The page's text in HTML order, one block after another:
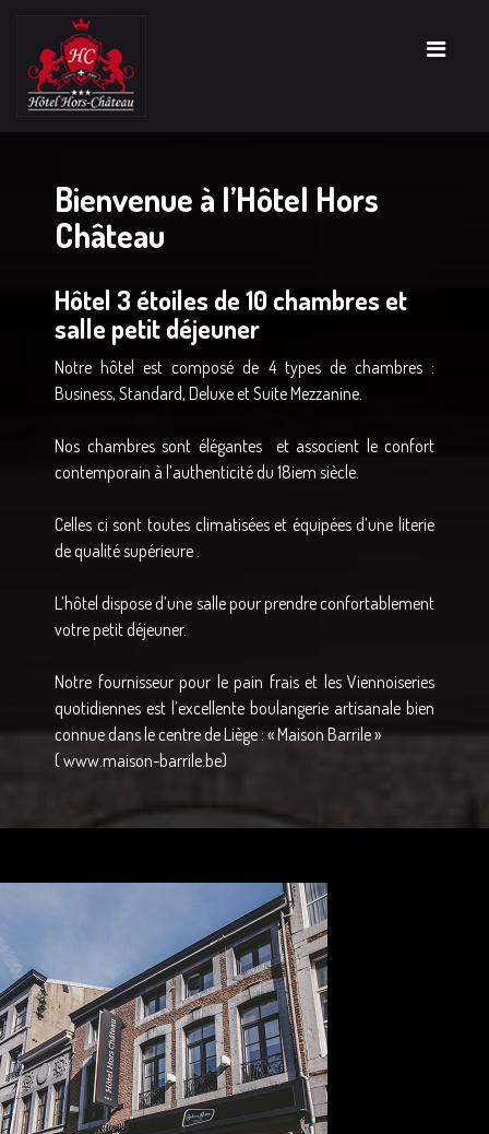
Bienvenue à l’Hôtel Hors
Château
Hôtel 3 étoiles de 10 chambres et
salle petit déjeuner
Notre hôtel est composé de 4 types de chambres :
Business, Standard, Deluxe et Suite Mezzanine.
Nos chambres sont élégantes et associent le confort
contemporain à l’authenticité du 18iem siècle.
Celles ci sont toutes climatisées et équipées d’une literie
de qualité supérieure .
L’hôtel dispose d’une salle pour prendre confortablement
votre petit déjeuner.
Notre fournisseur pour le pain frais et les Viennoiseries
quotidiennes est l’excellente boulangerie artisanale bien
connue dans le centre de Liège : « Maison Barrile »
( www.maison-barrile.be)